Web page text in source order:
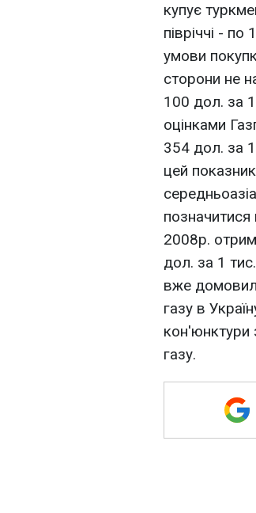
купує
півріччі -
умови
сторони не
100 дол. за
оцінками
354 дол. за
цей
позначитися
2008р.
дол. за 1
вже
газу в
кон'юнктури
газу.